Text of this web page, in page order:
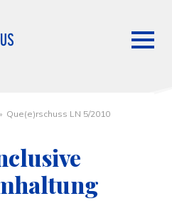
Que(e)rschuss LN 5/2010